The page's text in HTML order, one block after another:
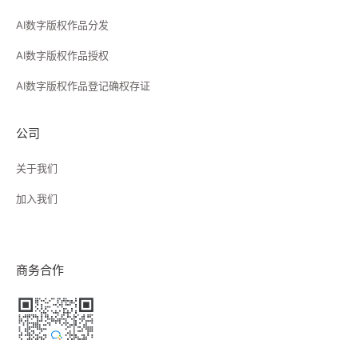
AI数字版权作品分发
AI数字版权作品授权
AI数字版权作品登记确权存证
公司
关于我们
加入我们
商务合作